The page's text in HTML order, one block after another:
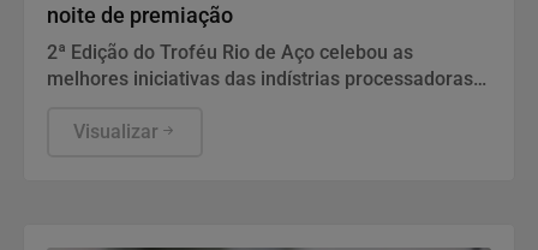
noite de premiação
2ª Edição do Troféu Rio de Aço celebou as
melhores iniciativas das indístrias processadoras
ressaltou a força econômica do setor e sua
Visualizar